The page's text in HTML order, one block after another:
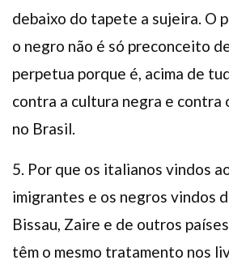
debaixo do tapete a sujeira. O
o negro não é só preconceito
perpetua porque é, acima de
contra a cultura negra e contra
no Brasil.
5. Por que os italianos vindos
imigrantes e os negros vindos
Bissau, Zaire e de outros
têm o mesmo tratamento nos